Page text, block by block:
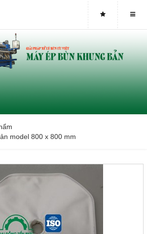
model 800 x 800 mm